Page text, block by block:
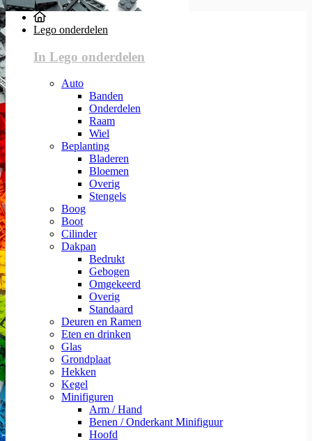
Lego onderdelen
In Lego onderdelen
Auto
Banden
Onderdelen
Raam
Wiel
Beplanting
Bladeren
Bloemen
Overig
Stengels
Boog
Boot
Cilinder
Dakpan
Bedrukt
Gebogen
Omgekeerd
Overig
Standaard
Deuren en Ramen
Eten en drinken
Glas
Grondplaat
Hekken
Kegel
Minifiguren
Arm / Hand
Benen / Onderkant Minifiguur
Hoofd